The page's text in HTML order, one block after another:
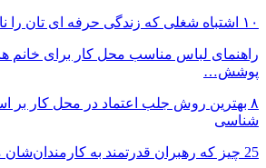
۱۰ اشتباه شغلی که زندگی حرفه ای تان را نابود میکند
پوشش…
۸ بهترین روش جلب اعتماد در محل کار
شناسی
25 چیز که رهبران قدرتمند به کارمندان‌شان می‌گویند